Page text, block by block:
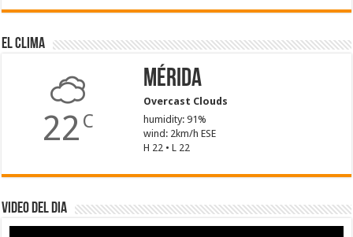
El Clima
22 C
Mérida
Overcast Clouds
humidity: 91%
wind: 2km/h ESE
H 22 • L 22
Video del dia